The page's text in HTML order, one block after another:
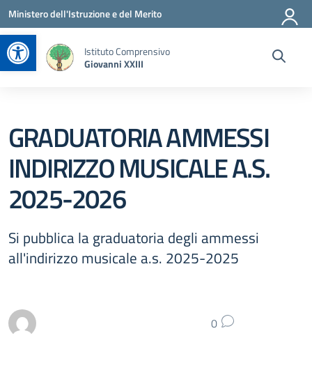
Apri la barra degli strumenti
Vai ai contenuti
Vai al menu di navigazione
Vai al footer
Ministero dell'Istruzione e del Merito
Istituto Comprensivo
Giovanni XXIII
GRADUATORIA AMMESSI
INDIRIZZO MUSICALE A.S.
2025-2026
Si pubblica la graduatoria degli ammessi
all'indirizzo musicale a.s. 2025-2025
0